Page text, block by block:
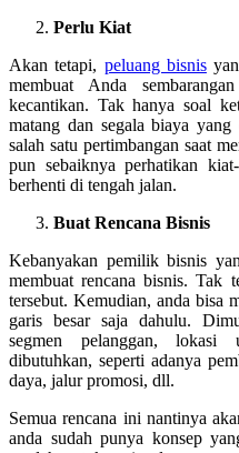
Perlu Kiat
Akan tetapi, peluang bisnis
membuat Anda
kecantikan. Tak hanya soal
matang dan segala biaya
salah satu pertimbangan saat
pun sebaiknya perhatikan
berhenti di tengah jalan.
Buat Rencana Bisnis
Kebanyakan pemilik bisnis
membuat rencana bisnis. Tak
tersebut. Kemudian, anda bisa
garis besar saja dahulu.
segmen pelanggan, lokasi
dibutuhkan, seperti adanya
daya, jalur promosi, dll.
Semua rencana ini nantinya
anda sudah punya konsep